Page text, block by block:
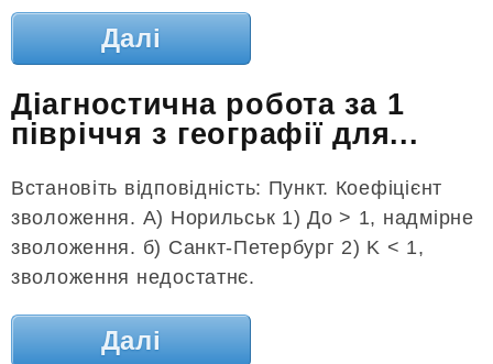
Далі
Діагностична робота за 1
півріччя з географії для...
Встановіть відповідність: Пункт. Коефіцієнт
зволоження. А) Норильськ 1) До > 1, надмірне
зволоження. б) Санкт-Петербург 2) K < 1,
зволоження недостатнє.
Далі